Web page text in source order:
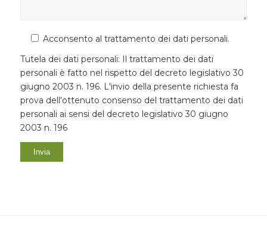
Acconsento al trattamento dei dati personali.
Tutela dei dati personali: Il trattamento dei dati
personali è fatto nel rispetto del decreto legislativo 30
giugno 2003 n. 196. L'invio della presente richiesta fa
prova dell'ottenuto consenso del trattamento dei dati
personali ai sensi del decreto legislativo 30 giugno
2003 n. 196